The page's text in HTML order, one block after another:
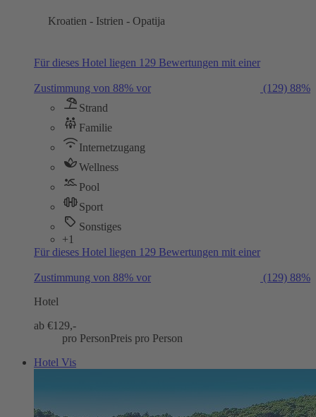
Kroatien - Istrien - Opatija
Für dieses Hotel liegen 129 Bewertungen mit einer
Zustimmung von 88% vor (129) 88%
Strand
Familie
Internetzugang
Wellness
Pool
Sport
Sonstiges
+1
Für dieses Hotel liegen 129 Bewertungen mit einer
Zustimmung von 88% vor (129) 88%
Hotel
ab €129,-
pro PersonPreis pro Person
Hotel Vis